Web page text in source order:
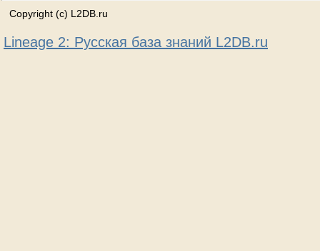
Copyright (c) L2DB.ru
Lineage 2: Русская база знаний L2DB.ru